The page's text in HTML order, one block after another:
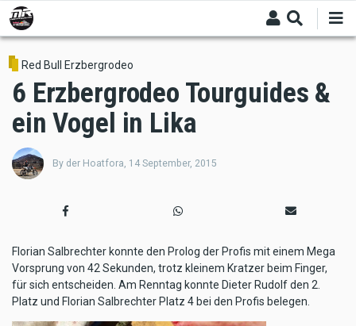
Skip
to
main
content
Red Bull Erzbergrodeo
6 Erzbergrodeo Tourguides &
ein Vogel in Lika
By der Hoatfora 14 September, 2015
Florian Salbrechter konnte den Prolog der Profis mit einem Mega
Vorsprung von 42 Sekunden, trotz kleinem Kratzer beim Finger,
für sich entscheiden. Am Renntag konnte Dieter Rudolf den 2.
Platz und Florian Salbrechter Platz 4 bei den Profis belegen.